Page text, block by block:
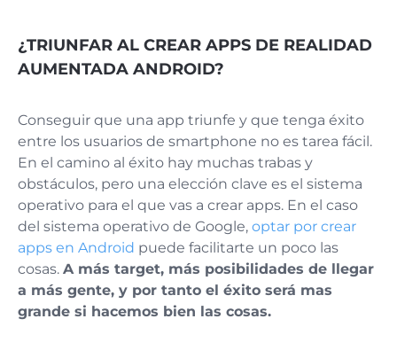
¿TRIUNFAR AL CREAR APPS DE REALIDAD
AUMENTADA ANDROID?
Conseguir que una app triunfe y que tenga éxito
entre los usuarios de smartphone no es tarea fácil.
En el camino al éxito hay muchas trabas y
obstáculos, pero una elección clave es el sistema
operativo para el que vas a crear apps. En el caso
del sistema operativo de Google, optar por crear
apps en Android puede facilitarte un poco las
cosas. A más target, más posibilidades de llegar
a más gente, y por tanto el éxito será mas
grande si hacemos bien las cosas.